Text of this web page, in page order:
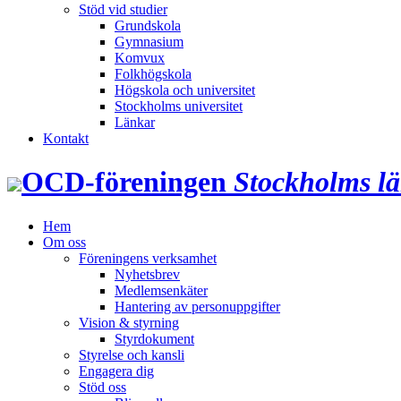
Stöd vid studier
Grundskola
Gymnasium
Komvux
Folkhögskola
Högskola och universitet
Stockholms universitet
Länkar
Kontakt
OCD‑föreningen Stockholms
Hem
Om oss
Föreningens verksamhet
Nyhetsbrev
Medlemsenkäter
Hantering av personuppgifter
Vision & styrning
Styrdokument
Styrelse och kansli
Engagera dig
Stöd oss